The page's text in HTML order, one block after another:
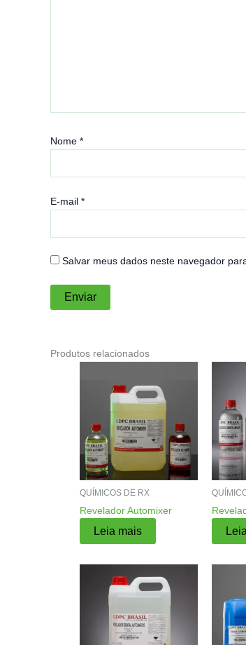
Nome *
E-mail *
Salvar meus dados neste navegador
Produtos relacionados
QUÍMICOS DE RX
Revelador Automixer
Leia mais